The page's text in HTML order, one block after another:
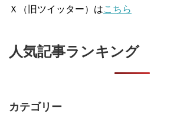
Ｘ（旧ツイッター）はこちら
人気記事ランキング
カテゴリー